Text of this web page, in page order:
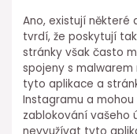
Ano, existují některé
tvrdí, že poskytují
stránky však často
spojeny s
tyto aplikace a
Instagramu a
zablokování vašeho